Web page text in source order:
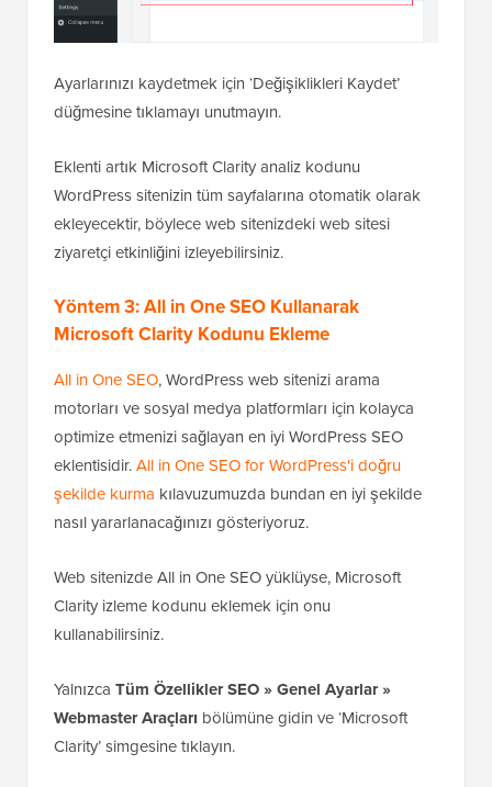
Ayarlarınızı kaydetmek için ‘Değişiklikleri Kaydet’
düğmesine tıklamayı unutmayın.
Eklenti artık Microsoft Clarity analiz kodunu
WordPress sitenizin tüm sayfalarına otomatik olarak
ekleyecektir, böylece web sitenizdeki web sitesi
ziyaretçi etkinliğini izleyebilirsiniz.
Yöntem 3: All in One SEO Kullanarak
Microsoft Clarity Kodunu Ekleme
All in One SEO, WordPress web sitenizi arama
motorları ve sosyal medya platformları için kolayca
optimize etmenizi sağlayan en iyi WordPress SEO
eklentisidir.All in One SEO for WordPress'i doğru
şekilde kurma kılavuzumuzda bundan en iyi şekilde
nasıl yararlanacağınızı gösteriyoruz.
Web sitenizde All in One SEO yüklüyse, Microsoft
Clarity izleme kodunu eklemek için onu
kullanabilirsiniz.
Yalnızca Tüm Özellikler SEO » Genel Ayarlar »
Webmaster Araçları bölümüne gidin ve ‘Microsoft
Clarity’ simgesine tıklayın.